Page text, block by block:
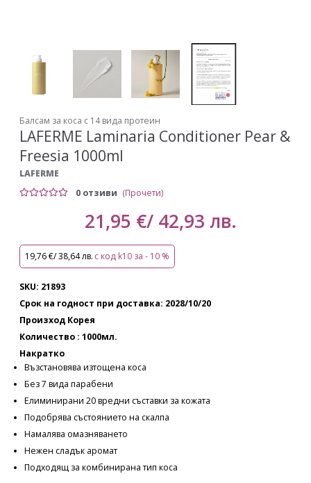
Балсам за коса с 14 вида протеин
LAFERME Laminaria Conditioner Pear &
Freesia 1000ml
LAFERME
0 отзиви (Прочети)
21,95 €/ 42,93 лв.
19,76 €/ 38,64 лв. с код k10 за - 10 %
SKU: 21893
Срок на годност при доставка: 2028/10/20
Произход Корея
Количество : 1000мл.
Накратко
Възстановява изтощена коса
Без 7 вида парабени
Елиминирани 20 вредни съставки за кожата
Подобрява състоянието на скалпа
Намалява омазняването
Нежен сладък аромат
Подходящ за комбинирана тип коса